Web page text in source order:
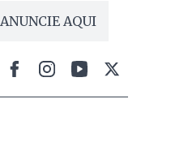
ANUNCIE AQUI